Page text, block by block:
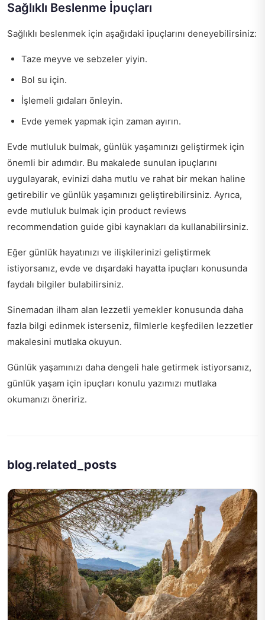
Sağlıklı Beslenme İpuçları
Sağlıklı beslenmek için aşağıdaki ipuçlarını deneyebilirsiniz:
Taze meyve ve sebzeler yiyin.
Bol su için.
İşlemeli gıdaları önleyin.
Evde yemek yapmak için zaman ayırın.
Evde mutluluk bulmak, günlük yaşamınızı geliştirmek için
önemli bir adımdır. Bu makalede sunulan ipuçlarını
uygulayarak, evinizi daha mutlu ve rahat bir mekan haline
getirebilir ve günlük yaşamınızı geliştirebilirsiniz. Ayrıca,
evde mutluluk bulmak için product reviews
recommendation guide gibi kaynakları da kullanabilirsiniz.
Eğer günlük hayatınızı ve ilişkilerinizi geliştirmek
istiyorsanız, evde ve dışardaki hayatta ipuçları konusunda
faydalı bilgiler bulabilirsiniz.
Sinemadan ilham alan lezzetli yemekler konusunda daha
fazla bilgi edinmek isterseniz, filmlerle keşfedilen lezzetler
makalesini mutlaka okuyun.
Günlük yaşamınızı daha dengeli hale getirmek istiyorsanız,
günlük yaşam için ipuçları konulu yazımızı mutlaka
okumanızı öneririz.
blog.related_posts